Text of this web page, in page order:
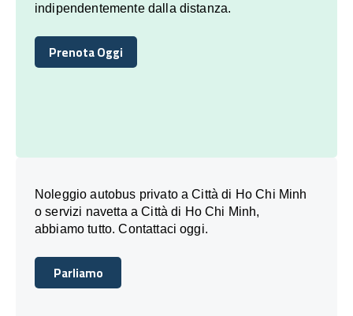
indipendentemente dalla distanza.
Prenota Oggi
Prenota Oggi
Noleggio autobus privato a Città di Ho Chi Minh
o servizi navetta a Città di Ho Chi Minh,
abbiamo tutto. Contattaci oggi.
Parliamo
Parliamo